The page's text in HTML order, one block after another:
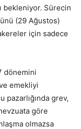
bekleniyor. Sürecin
(29 Ağustos)
için sadece
dönemini
emekliyi
pazarlığında grev,
göre
olmazsa